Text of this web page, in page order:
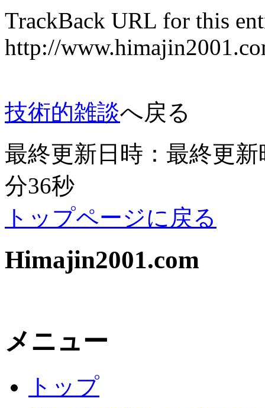
TrackBack URL for this
http://
技術的雑談へ戻る
最終更新日時：最終更新
分36秒
トップページに戻る
Himajin2001.com
メニュー
トップ